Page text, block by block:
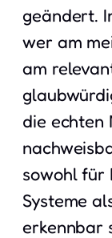
geändert.
wer am
am
die echten
sowohl für
Systeme
erkennbar